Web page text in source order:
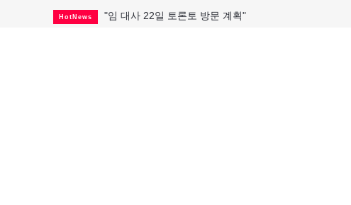
HotNews 캐나다 관광업, 올여름 기록적 호황